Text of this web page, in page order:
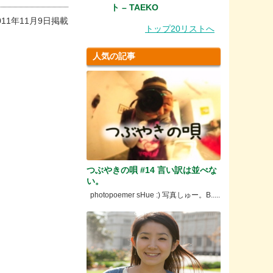
年11月9日掲載
ト – TAEKO
トップ20リストへ
人気の記事
つぶやきの唄 #14 言い訳は並べな
い。
photopoemer sHue :) 写真しゅー。B.....